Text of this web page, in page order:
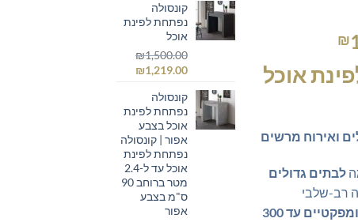
₪
הוא:אוכל
ואירוח מרשים
לבתים גדולים
רב-שלבי
50 ס"מ קומפקטיים עד 300
קונסולה
נפתחת לפינת
אוכל
₪1,500.00
המחיר
היה:
₪1,500.00.
₪1,219.00
₪1,219.00.
קונסולה
נפתחת לפינת
אוכל בצבע
אפור | קונסולה
נפתחת לפינת
אוכל עד ל-2.4
מטר ברוחב 90
ס"מ בצבע
אפור